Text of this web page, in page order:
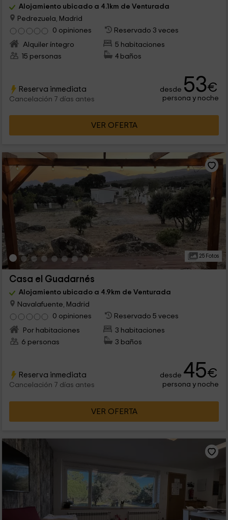
Alojamiento ubicado a 4.1km de Venturada
Pedrezuela, Madrid
0 opiniones
Reservado 3 veces
Alquiler íntegro
5 habitaciones
15 personas
4 baños
Reserva inmediata
Cancelación 7 días antes
desde 53€
persona y noche
VER OFERTA
25 Fotos
Casa el Guadarnés
Alojamiento ubicado a 4.9km de Venturada
Navalafuente, Madrid
0 opiniones
Reservado 5 veces
Por habitaciones
3 habitaciones
6 personas
3 baños
Reserva inmediata
Cancelación 7 días antes
desde 45€
persona y noche
VER OFERTA